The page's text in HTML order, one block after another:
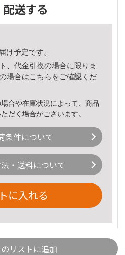
配送する
け予定です。
、代金引換の場合に限りま
場合はこちら をご確認くだ
合や在庫状況によって、商品
だく場合がございます。
条件について
・送料について
に入れる
リストに追加